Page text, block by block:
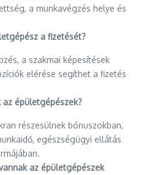
a munkavégzés helye és
a fizetését?
a szakmai képesítések
elérése segíthet a fizetés
épületgépészek?
részesülnek bónuszokban,
egészségügyi ellátás
az épületgépészek